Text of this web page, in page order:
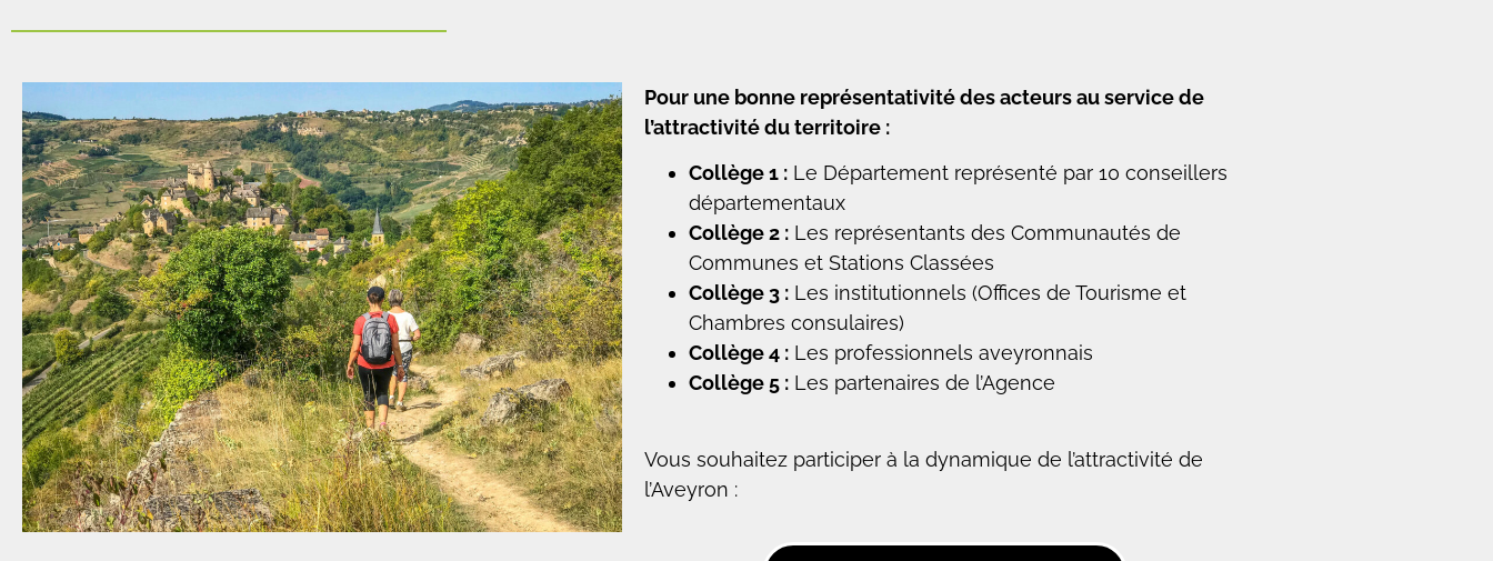
Pour une bonne représentativité des acteurs au service de
l’attractivité du territoire :
Collège 1 : Le Département représenté par 10 conseillers
départementaux
Collège 2 : Les représentants des Communautés de
Communes et Stations Classées
Collège 3 : Les institutionnels (Offices de Tourisme et
Chambres consulaires)
Collège 4 : Les professionnels aveyronnais
Collège 5 : Les partenaires de l’Agence
Vous souhaitez participer à la dynamique de l’attractivité de
l’Aveyron :